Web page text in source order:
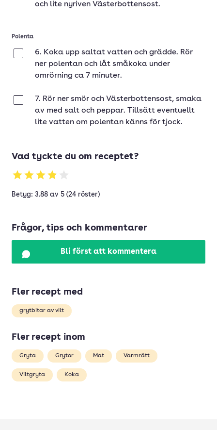
och lite nyriven Västerbottensost.
Polenta
6. Koka upp saltat vatten och grädde. Rör
ner polentan och låt småkoka under
omrörning ca 7 minuter.
7. Rör ner smör och Västerbottensost, smaka
av med salt och peppar. Tillsätt eventuellt
lite vatten om polentan känns för tjock.
Vad tyckte du om receptet?
Betyg: 3.88 av 5 (24 röster)
Frågor, tips och kommentarer
Bli först att kommentera
Fler recept med
grytbitar av vilt
Fler recept inom
Gryta Grytor Mat Varmrätt
Viltgryta Koka